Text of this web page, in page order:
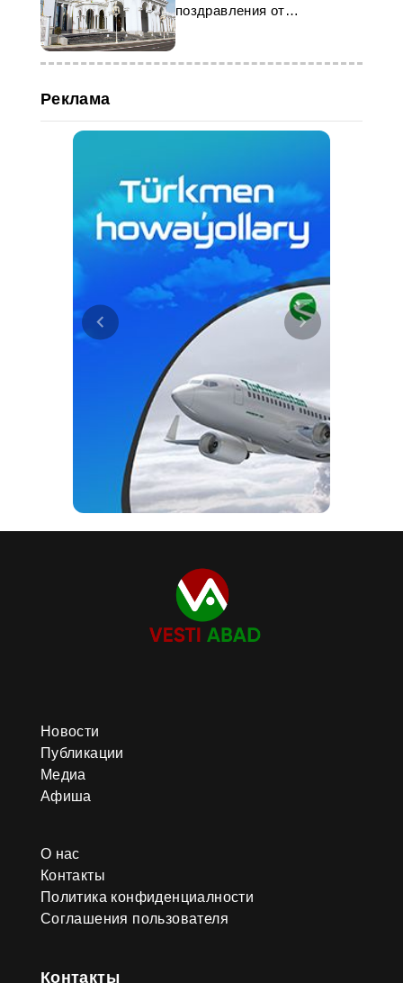
поздравления от
зарубежных лидеров
Реклама
Новости
Публикации
Медиа
Афиша
О нас
Контакты
Политика конфиденциалности
Соглашения пользователя
Контакты